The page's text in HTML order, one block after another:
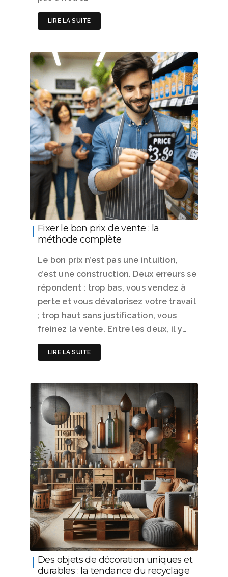
LIRE LA SUITE
Fixer le bon prix de vente : la
méthode complète
Le bon prix n’est pas une intuition,
c’est une construction. Deux erreurs se
répondent : trop bas, vous vendez à
perte et vous dévalorisez votre travail
; trop haut sans justification, vous
freinez la vente. Entre les deux, il y…
LIRE LA SUITE
Des objets de décoration uniques et
durables : la tendance du recyclage